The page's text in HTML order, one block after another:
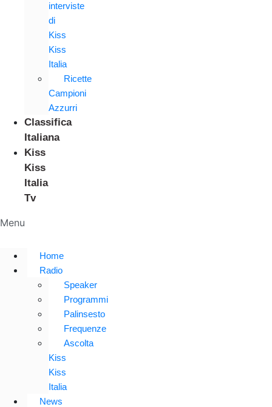
interviste
di
Kiss
Kiss
Italia
Ricette
Campioni
Azzurri
Classifica
Italiana
Kiss
Kiss
Italia
Tv
Menu
Home
Radio
Speaker
Programmi
Palinsesto
Frequenze
Ascolta
Kiss
Kiss
Italia
News